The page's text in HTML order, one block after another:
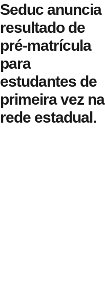
Seduc anuncia
resultado de
pré-matrícula
para
estudantes de
primeira vez na
rede estadual.